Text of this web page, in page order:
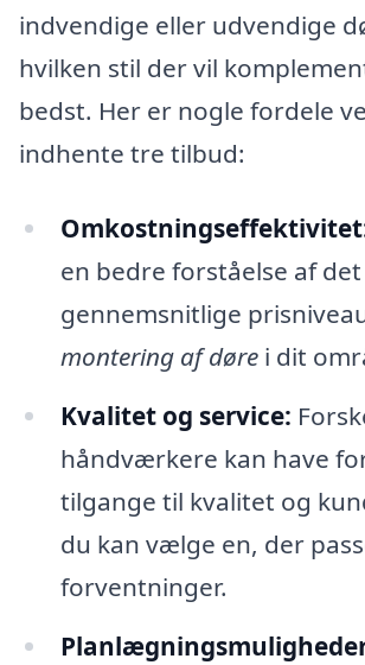
indvendige eller udvendige
hvilken stil der vil
bedst. Her er nogle fordele
indhente tre tilbud:
en bedre forståelse af det
gennemsnitlige
montering af dørei dit
Kvalitet og service:
håndværkere kan have
tilgange til kvalitet og
du kan vælge en, der
forventninger.